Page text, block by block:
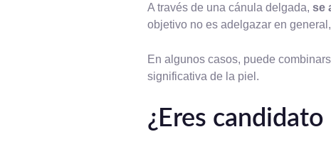
A través de una cánula delgada, se
objetivo no es adelgazar en
En algunos casos, puede
significativa de la piel.
¿Eres